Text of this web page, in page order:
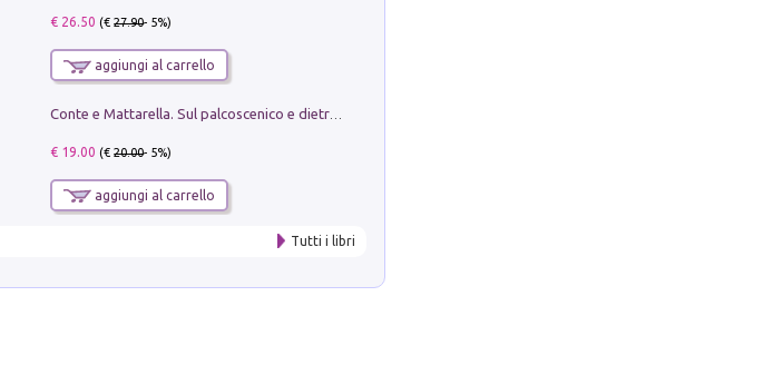
€ 26.50 (€27.90- 5%)
aggiungi al carrello
€ 19.00 (€20.00- 5%)
aggiungi al carrello
Tutti i libri